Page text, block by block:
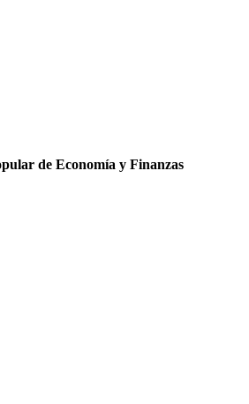
de Economía y Finanzas